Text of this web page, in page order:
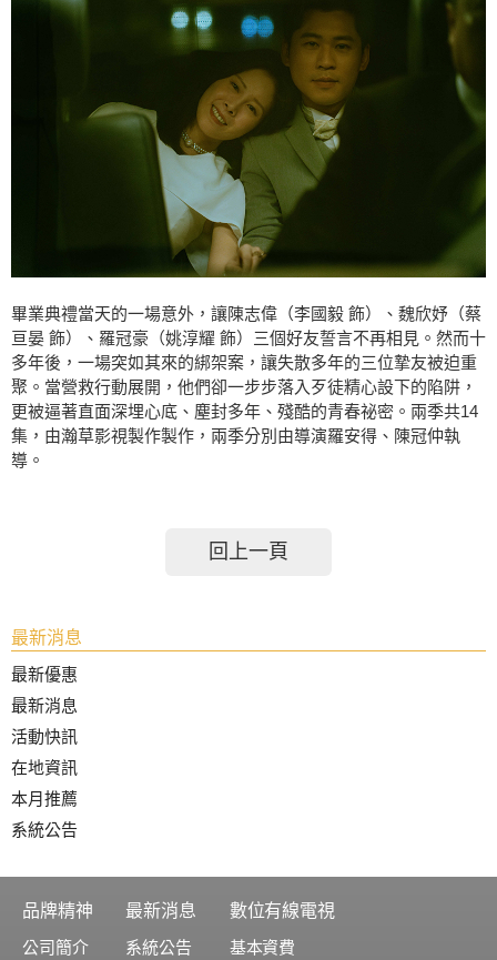
畢業典禮當天的一場意外，讓陳志偉（李國毅 飾）、魏欣妤（蔡
亘晏 飾）、羅冠豪（姚淳耀 飾）三個好友誓言不再相見。然而十
多年後，一場突如其來的綁架案，讓失散多年的三位摯友被迫重
聚。當營救行動展開，他們卻一步步落入歹徒精心設下的陷阱，
更被逼著直面深埋心底、塵封多年、殘酷的青春祕密。兩季共14
集，由瀚草影視製作製作，兩季分別由導演羅安得、陳冠仲執
導。
回上一頁
最新消息
最新優惠
最新消息
活動快訊
在地資訊
本月推薦
系統公告
品牌精神
公司簡介
最新消息
系統公告
數位有線電視
基本資費